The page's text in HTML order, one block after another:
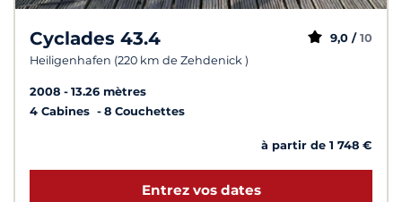
Cyclades 43.4
Heiligenhafen (220 km de Zehdenick )
9,0 / 10
2008
13.26 mètres
4 Cabines
8 Couchettes
à partir de 1 748 €
Entrez vos dates